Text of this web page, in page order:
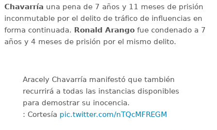
Chavarría una pena de 7 años y 11 meses de prisión
inconmutable por el delito de tráfico de influencias en
forma continuada. Ronald Arangofue condenado a 7
años y 4 meses de prisión por el mismo delito.
Aracely Chavarría manifestó que también
recurrirá a todas las instancias disponibles
para demostrar su inocencia.
: Cortesía pic.twitter.com/nTQcMFREGM